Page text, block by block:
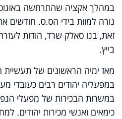
נורה למוות בידי הס.ס. חודשים
זאת, בנו סאלק שרד, הודות
בייץ.
מאז ימיה הראשונים של תעשיית
במפעליה יהודים רבים כעובדי
במשרות הבכירות של מפעלי
כימאים ואנשי מכירות יהודים.